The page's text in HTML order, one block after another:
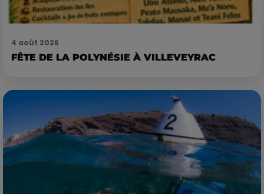
4 août 2026
FÊTE DE LA POLYNÉSIE À VILLEVEYRAC